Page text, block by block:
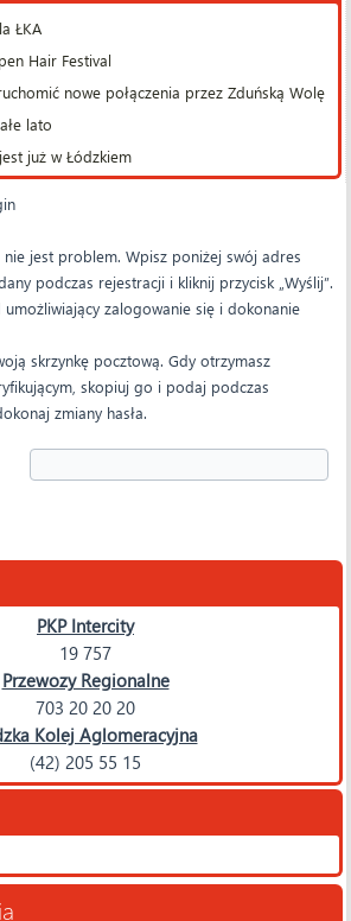
ŁKA
Hair Festival
nowe połączenia przez Zduńską Wolę
lato
już w Łódzkiem
nie jest problem. Wpisz poniżej swój adres
podczas rejestracji i kliknij przycisk „Wyślij”.
zalogowanie się i dokonanie
skrzynkę pocztową. Gdy otrzymasz
skopiuj go i podaj podczas
zmiany hasła.
PKP Intercity
19 757
Przewozy Regionalne
703 20 20 20
Kolej Aglomeracyjna
(42) 205 55 15